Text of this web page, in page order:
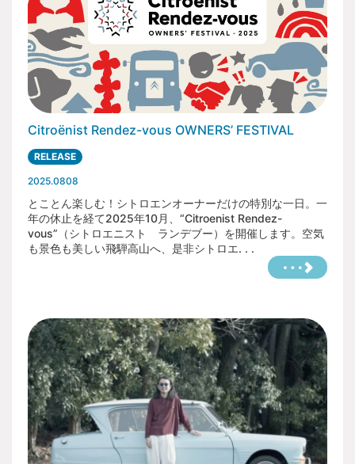
Q. マルシェ出店でイベントが中止の場合、保証等はあります
か。
出店及び開催が中止になったことにより生じた派生的、
付随的、間接的な損害(営業上の利益の損失や損害を含
む)について、中止理由がいかなる場合でも、主催および
事務局は一切の責任を負い兼ねますので予めご了承くだ
さい。
ー
シ
ョ
ン
Citroënist Rendez-vous OWNERS’ FESTIVAL
RELEASE
2025.0808
とことん楽しむ！シトロエンオーナーだけの特別な一日。一
年の休止を経て2025年10月、“Citroenist Rendez-
vous”（シトロエニスト ランデブー）を開催します。空気
も景色も美しい飛騨高山へ、是非シトロエ. . .